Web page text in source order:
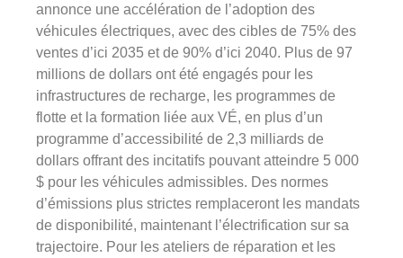
annonce une accélération de l’adoption des
véhicules électriques, avec des cibles de 75% des
ventes d’ici 2035 et de 90% d’ici 2040. Plus de 97
millions de dollars ont été engagés pour les
infrastructures de recharge, les programmes de
flotte et la formation liée aux VÉ, en plus d’un
programme d’accessibilité de 2,3 milliards de
dollars offrant des incitatifs pouvant atteindre 5 000
$ pour les véhicules admissibles. Des normes
d’émissions plus strictes remplaceront les mandats
de disponibilité, maintenant l’électrification sur sa
trajectoire. Pour les ateliers de réparation et les